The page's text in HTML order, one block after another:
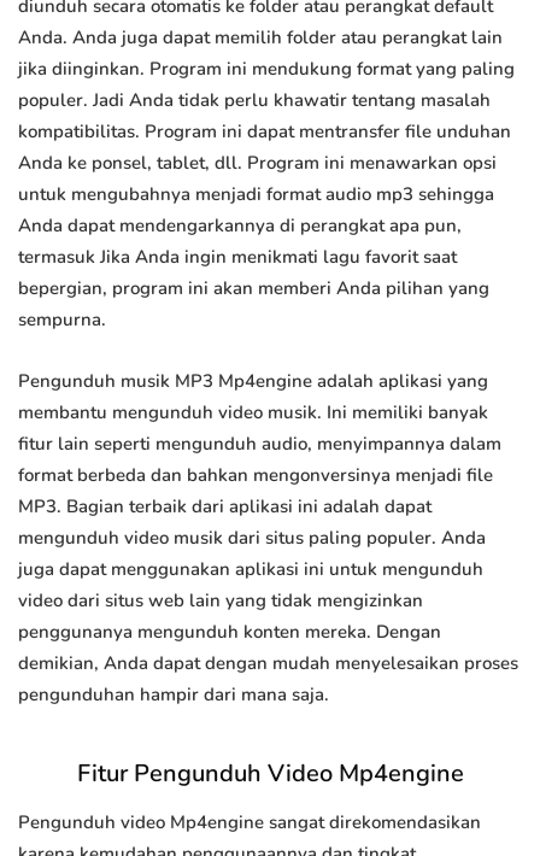
diunduh secara otomatis ke folder atau perangkat default
Anda. Anda juga dapat memilih folder atau perangkat lain
jika diinginkan. Program ini mendukung format yang paling
populer. Jadi Anda tidak perlu khawatir tentang masalah
kompatibilitas. Program ini dapat mentransfer file unduhan
Anda ke ponsel, tablet, dll. Program ini menawarkan opsi
untuk mengubahnya menjadi format audio mp3 sehingga
Anda dapat mendengarkannya di perangkat apa pun,
termasuk Jika Anda ingin menikmati lagu favorit saat
bepergian, program ini akan memberi Anda pilihan yang
sempurna.
Pengunduh musik MP3 Mp4engine adalah aplikasi yang
membantu mengunduh video musik. Ini memiliki banyak
fitur lain seperti mengunduh audio, menyimpannya dalam
format berbeda dan bahkan mengonversinya menjadi file
MP3. Bagian terbaik dari aplikasi ini adalah dapat
mengunduh video musik dari situs paling populer. Anda
juga dapat menggunakan aplikasi ini untuk mengunduh
video dari situs web lain yang tidak mengizinkan
penggunanya mengunduh konten mereka. Dengan
demikian, Anda dapat dengan mudah menyelesaikan proses
pengunduhan hampir dari mana saja.
Fitur Pengunduh Video Mp4engine
Pengunduh video Mp4engine sangat direkomendasikan